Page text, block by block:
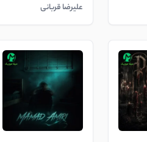
علیرضا قربانی